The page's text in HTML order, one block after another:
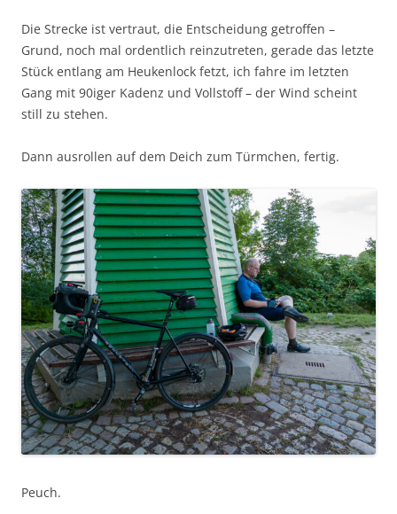
Die Strecke ist vertraut, die Entscheidung getroffen –
Grund, noch mal ordentlich reinzutreten, gerade das letzte
Stück entlang am Heukenlock fetzt, ich fahre im letzten
Gang mit 90iger Kadenz und Vollstoff – der Wind scheint
still zu stehen.
Dann ausrollen auf dem Deich zum Türmchen, fertig.
Peuch.